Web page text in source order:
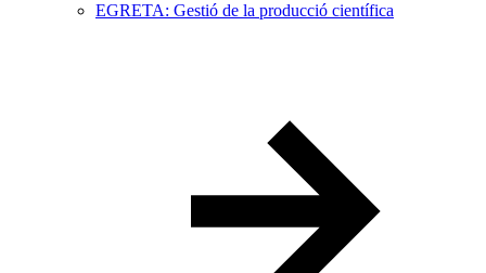
EGRETA: Gestió de la producció científica